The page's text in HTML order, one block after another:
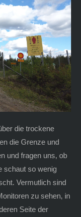
die trockene
die Grenze und
und fragen uns, ob
schaut so wenig
Vermutlich sind
zu sehen, in
Seite der